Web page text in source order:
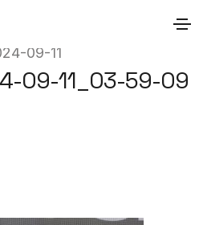
09-11
09-11_03-59-09